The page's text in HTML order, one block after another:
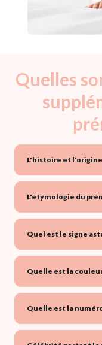
Quelles
L'histoire et
L'étymologie du
Quel est le signe
Quelle est la
Quelle est la